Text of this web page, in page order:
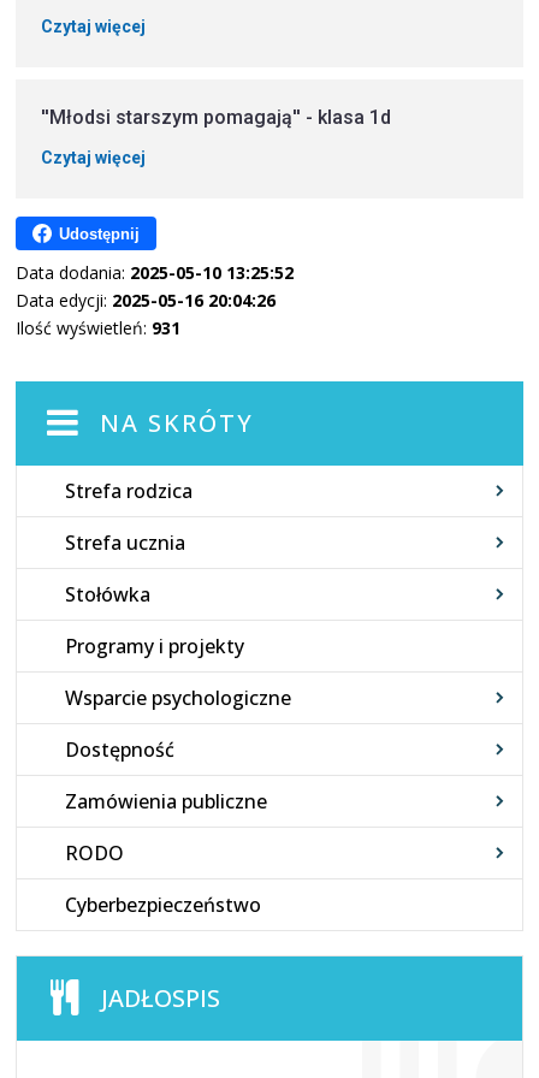
Czytaj więcej
''Młodsi starszym pomagają'' - klasa 1d
Czytaj więcej
Udostępnij
Data dodania: 2025-05-10 13:25:52
Data edycji: 2025-05-16 20:04:26
Ilość wyświetleń: 931
NA SKRÓTY
Strefa rodzica
Strefa ucznia
Stołówka
Programy i projekty
Wsparcie psychologiczne
Dostępność
Zamówienia publiczne
RODO
Cyberbezpieczeństwo
JADŁOSPIS